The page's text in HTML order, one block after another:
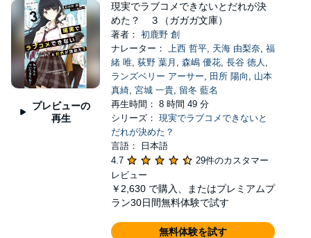
プレビューの
再生
現実でラブコメできないとだれが決
めた？ ３（ガガガ文庫）
著者： 初鹿野 創
ナレーター： 上西 哲平, 天海 由梨奈, 福
緒 唯, 荻野 葉月 , 森嶋 優花, 長谷 徳人 ,
ランズベリー アーサー, 田所 陽向 , 山本
真綺, 宮城 一貴, 留冬 藍名
再生時間： 8 時間 49 分
シリーズ： 現実でラブコメできないと
だれが決めた？
言語： 日本語
4.7
29件のカスタマー
レビュー
￥2,630 で購入、またはプレミアムプ
ラン30日間無料体験で試す
無料体験を試す